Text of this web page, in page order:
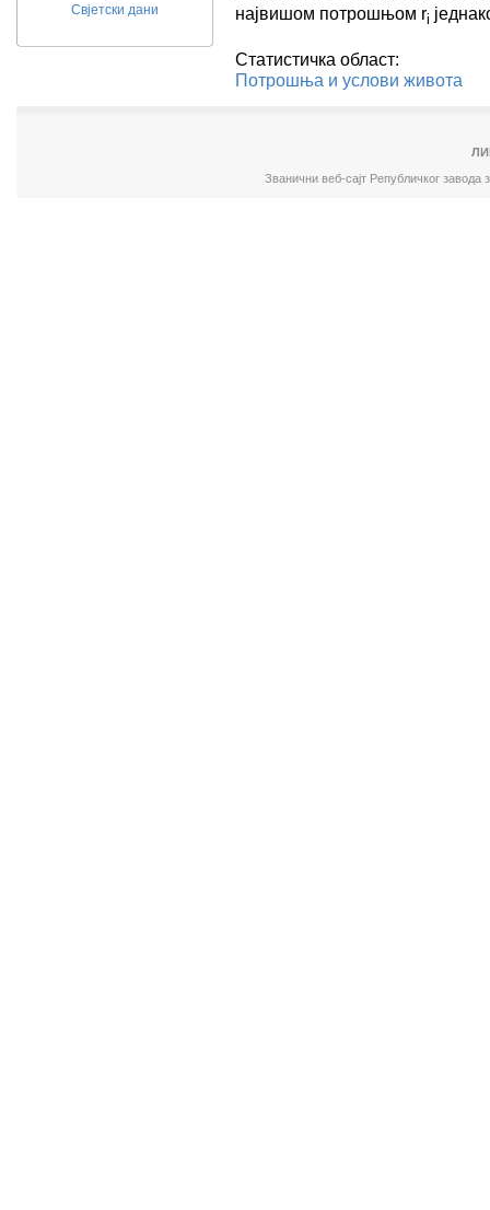
Свјетски дани
највишом потрошњом ri
Статистичка област:
Потрошња и услови живота
Званични веб-сајт Републичког